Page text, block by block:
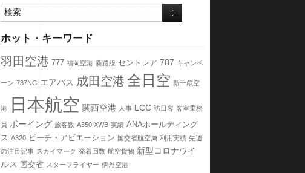
ホット・キーワード
羽田空港 777 福岡空港 新路線 セントレア 787 キャンペ
ーン 737NG エアバス 成田空港 全日空 新千歳空
港 日本航空 関西空港 人事 LCC 訪日客 客室乗務
員 ボーイング 旅客数 A350 XWB 実績 ANAホールディング
ス A320 ピーチ・アビエーション 国交省航空局 利用実績 先週
の注目記事 スカイマーク 発着回数 航空貨物 新型コロナウイ
ルス 国交省 スターフライヤー 伊丹空港